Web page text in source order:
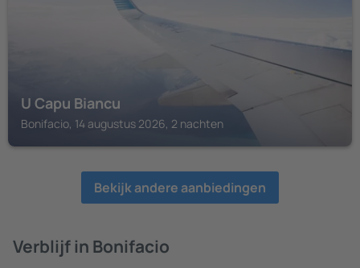
U Capu Biancu
Bonifacio, 14 augustus 2026, 2 nachten
Bekijk andere aanbiedingen
Verblijf in Bonifacio